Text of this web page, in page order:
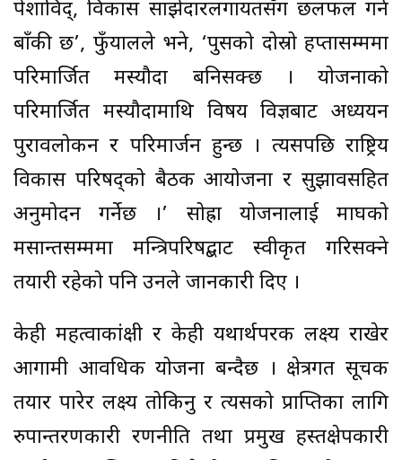
पेशाविद्, विकास साझेदारलगायतसँग छलफल गर्न
बाँकी छ’, फुँयालले भने, ‘पुसको दोस्रो हप्तासम्ममा
परिमार्जित मस्यौदा बनिसक्छ । योजनाको
परिमार्जित मस्यौदामाथि विषय विज्ञबाट अध्ययन
पुरावलोकन र परिमार्जन हुन्छ । त्यसपछि राष्ट्रिय
विकास परिषद्को बैठक आयोजना र सुझावसहित
अनुमोदन गर्नेछ ।’ सोह्रौं योजनालाई माघको
मसान्तसम्ममा मन्त्रिपरिषद्बाट स्वीकृत गरिसक्ने
तयारी रहेको पनि उनले जानकारी दिए ।
केही महत्वाकांक्षी र केही यथार्थपरक लक्ष्य राखेर
आगामी आवधिक योजना बन्दैछ । क्षेत्रगत सूचक
तयार पारेर लक्ष्य तोकिनु र त्यसको प्राप्तिका लागि
रुपान्तरणकारी रणनीति तथा प्रमुख हस्तक्षेपकारी